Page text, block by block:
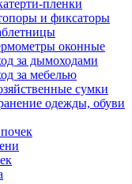
пленки
и фиксаторы
оконные
за дымоходами
за мебелью
сумки
одежды, обуви